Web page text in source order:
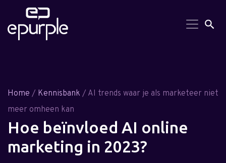
Home / Kennisbank / AI trends waar je als marketeer niet
meer omheen kan
Hoe beïnvloed AI online
marketing in 2023?